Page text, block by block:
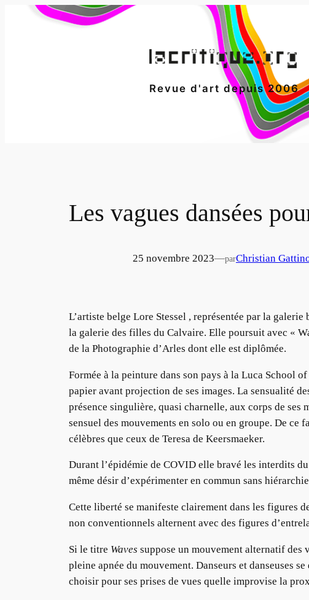
Revue d'art depuis 2006
Les vagues dansées
25 novembre 2023—parChristian
L’artiste belge Lore Stessel , représentée par la
la galerie des filles du Calvaire. Elle poursuit avec «
de la Photographie d’Arles dont elle est diplômée.
Formée à la peinture dans son pays à la Luca School
papier avant projection de ses images. La sensualité
présence singulière, quasi charnelle, aux corps de ses
sensuel des mouvements en solo ou en groupe. De ce
célèbres que ceux de Teresa de Keersmaeker.
Durant l’épidémie de COVID elle bravé les interdits
même désir d’expérimenter en commun sans
Cette liberté se manifeste clairement dans les figures
non conventionnels alternent avec des figures
Si le titre Waves suppose un mouvement alternatif des
pleine apnée du mouvement. Danseurs et danseuses
choisir pour ses prises de vues quelle improvise la